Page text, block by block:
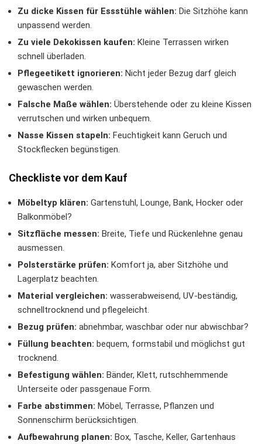
Zu dicke Kissen für Essstühle wählen: Die Sitzhöhe kann
unpassend werden.
Zu viele Dekokissen kaufen: Kleine Terrassen wirken
schnell überladen.
Pflegeetikett ignorieren: Nicht jeder Bezug darf gleich
gewaschen werden.
Falsche Maße wählen: Überstehende oder zu kleine Kissen
verrutschen und wirken unbequem.
Nasse Kissen stapeln: Feuchtigkeit kann Geruch und
Stockflecken begünstigen.
Checkliste vor dem Kauf
Möbeltyp klären: Gartenstuhl, Lounge, Bank, Hocker oder
Balkonmöbel?
Sitzfläche messen: Breite, Tiefe und Rückenlehne genau
ausmessen.
Polsterstärke prüfen: Komfort ja, aber Sitzhöhe und
Lagerplatz beachten.
Material vergleichen: wasserabweisend, UV-beständig,
schnelltrocknend und pflegeleicht.
Bezug prüfen: abnehmbar, waschbar oder nur abwischbar?
Füllung beachten: bequem, formstabil und möglichst gut
trocknend.
Befestigung wählen: Bänder, Klett, rutschhemmende
Unterseite oder passgenaue Form.
Farbe abstimmen: Möbel, Terrasse, Pflanzen und
Sonnenschirm berücksichtigen.
Aufbewahrung planen: Box, Tasche, Keller, Gartenhaus